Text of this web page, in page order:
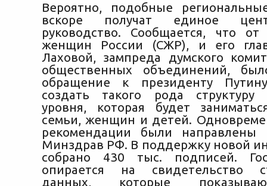
Вероятно, подобные
вскоре получат единое
руководство. Сообщается, что
женщин России (СЖР), и его
Лаховой, зампреда думского
общественных объединений,
обращение к президенту
создать такого рода структуру
уровня, которая будет
семьи, женщин и детей.
рекомендации были
Минздрав РФ. В поддержку новой
собрано 430 тыс. подписей.
опирается на свидетельство
данных, которые